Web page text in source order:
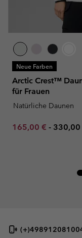
Neue Farben
Arctic Crest™
für Frauen
Natürliche Daunen
Minimum sale
165,00 € - 330,00